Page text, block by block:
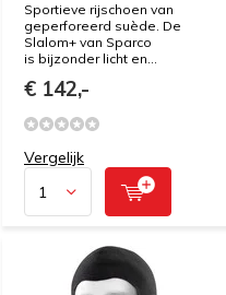
Sportieve rijschoen van
geperforeerd suède. De
Slalom+ van Sparco
is bijzonder licht en...
€ 142,-
Vergelijk